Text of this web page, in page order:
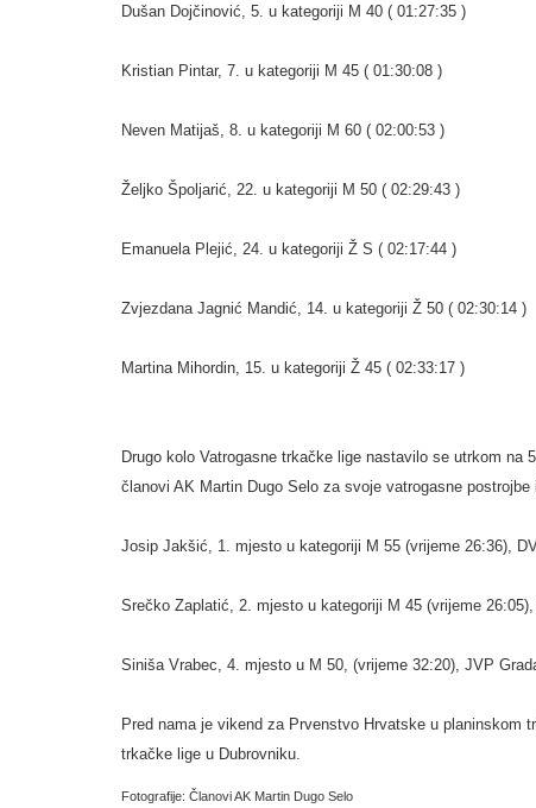
Dušan Dojčinović, 5. u kategoriji M 40 ( 01:27:35 )
Kristian Pintar, 7. u kategoriji M 45 ( 01:30:08 )
Neven Matijaš, 8. u kategoriji M 60 ( 02:00:53 )
Željko Špoljarić, 22. u kategoriji M 50 ( 02:29:43 )
Emanuela Plejić, 24. u kategoriji Ž S ( 02:17:44 )
Zvjezdana Jagnić Mandić, 14. u kategoriji Ž 50 ( 02:30:14 )
Martina Mihordin, 15. u kategoriji Ž 45 ( 02:33:17 )
Drugo kolo Vatrogasne trkačke lige nastavilo se utrkom
članovi AK Martin Dugo Selo za svoje vatrogasne
Josip Jakšić, 1. mjesto u kategoriji M 55 (vrijeme 26:36),
Srečko Zaplatić, 2. mjesto u kategoriji M 45 (vrijeme
Siniša Vrabec, 4. mjesto u M 50, (vrijeme 32:20), JVP
Pred nama je vikend za Prvenstvo Hrvatske u planinskom
trkačke lige u Dubrovniku.
Fotografije: Članovi AK Martin Dugo Selo